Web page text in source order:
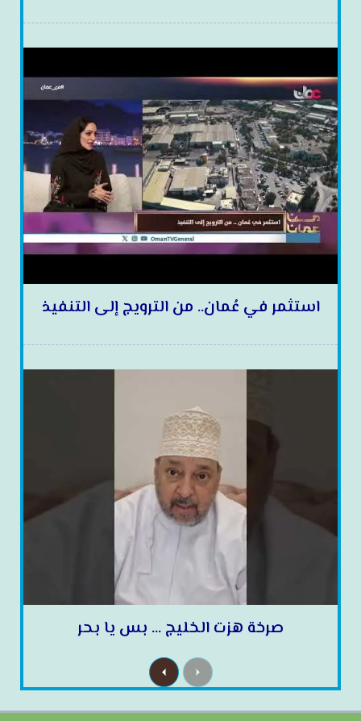
استثمر في عُمان.. من الترويج إلى التنفيذ
صرخة هزت الخليج … بس يا بحر
P
r
e
i
N
e
x